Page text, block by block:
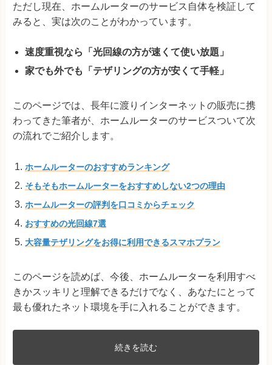
ただし現在、ホームルーターのサービス自体を検証して
みると、実は次のことがわかっています。
速度重視なら「光回線の方が速くて使い放題」
家でも外でも「テザリングの方が安くて手軽」
このページでは、長年に渡りインターネットの販売に携
わってきた筆者が、ホームルーターのサービスついて次
の流れでご紹介します。
ホームルーターのおすすめランキング
そもそもホームルーターをおすすめしない2つの理由
ホームルーターの評判を口コミからチェック
おすすめの光回線7選
大容量テザリングをお得に利用できるスマホプラン
このページを読めば、今後、ホームルーターを利用すべ
きかスッキリと理解できるだけでなく、あなたにとって
最も優れたネット環境を手に入れることができます。
続きを読む